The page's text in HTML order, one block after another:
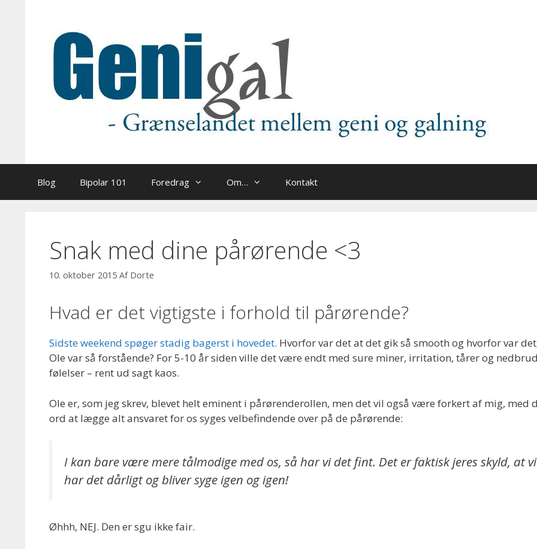
Blog Bipolar 101 Foredrag Om… Kontakt
Snak med dine pårørende <3
10. oktober 2015 Af Dorte
Hvad er det vigtigste i forhold til pårørende?
Sidste weekend spøger stadig bagerst i hovedet. Hvorfor var det at det gik så smooth og hvorfor var
Ole var så forstående? For 5-10 år siden ville det være endt med sure miner, irritation, tårer og
følelser – rent ud sagt kaos.
Ole er, som jeg skrev, blevet helt eminent i pårørenderollen, men det vil også være forkert af mig, med
ord at lægge alt ansvaret for os syges velbefindende over på de pårørende:
I kan bare være mere tålmodige med os, så har vi det fint. Det er faktisk jeres skyld, at vi
har det dårligt og bliver syge igen og igen!
Øhhh, NEJ. Den er sgu ikke fair.